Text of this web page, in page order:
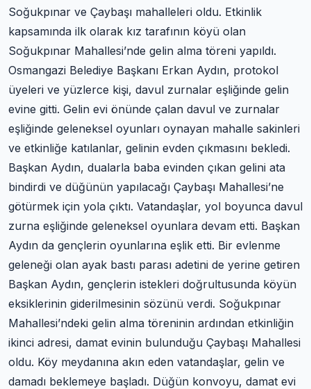
Soğukpınar ve Çaybaşı mahalleleri oldu. Etkinlik
kapsamında ilk olarak kız tarafının köyü olan
Soğukpınar Mahallesi’nde gelin alma töreni yapıldı.
Osmangazi Belediye Başkanı Erkan Aydın, protokol
üyeleri ve yüzlerce kişi, davul zurnalar eşliğinde gelin
evine gitti. Gelin evi önünde çalan davul ve zurnalar
eşliğinde geleneksel oyunları oynayan mahalle sakinleri
ve etkinliğe katılanlar, gelinin evden çıkmasını bekledi.
Başkan Aydın, dualarla baba evinden çıkan gelini ata
bindirdi ve düğünün yapılacağı Çaybaşı Mahallesi’ne
götürmek için yola çıktı. Vatandaşlar, yol boyunca davul
zurna eşliğinde geleneksel oyunlara devam etti. Başkan
Aydın da gençlerin oyunlarına eşlik etti. Bir evlenme
geleneği olan ayak bastı parası adetini de yerine getiren
Başkan Aydın, gençlerin istekleri doğrultusunda köyün
eksiklerinin giderilmesinin sözünü verdi. Soğukpınar
Mahallesi’ndeki gelin alma töreninin ardından etkinliğin
ikinci adresi, damat evinin bulunduğu Çaybaşı Mahallesi
oldu. Köy meydanına akın eden vatandaşlar, gelin ve
damadı beklemeye başladı. Düğün konvoyu, damat evi